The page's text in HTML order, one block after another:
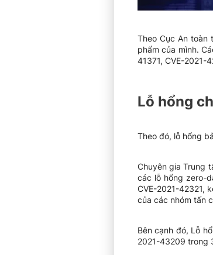
Theo Cục An toàn
phẩm của mình.
41371, CVE-2021-
Lỗ hổng
Theo đó, lỗ hổng
Chuyên gia Trung
các lỗ hổng zero-
CVE-2021-42321,
của các nhóm tấn
Bên cạnh đó, Lỗ
2021-43209 trong